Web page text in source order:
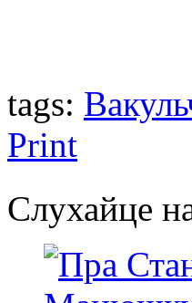
tags:
Print
Слухайце